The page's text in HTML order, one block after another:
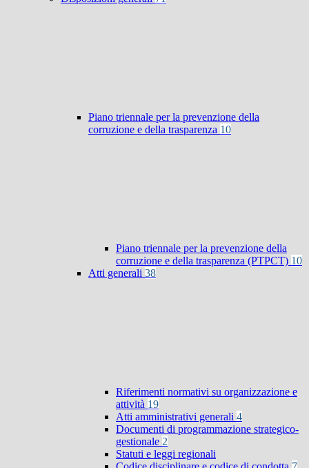
Piano triennale per la prevenzione della
corruzione e della trasparenza 10
Piano triennale per la prevenzione della
corruzione e della trasparenza (PTPCT) 10
Atti generali 38
Riferimenti normativi su organizzazione e
attività 19
Atti amministrativi generali 4
Documenti di programmazione strategico-
gestionale 2
Statuti e leggi regionali